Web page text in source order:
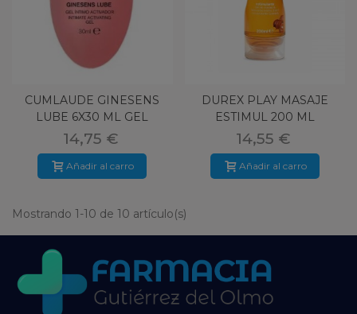
CUMLAUDE GINESENS
LUBE 6X30 ML GEL
INTIMO
14,75 €
Añadir al carro
DUREX PLAY MASAJE
ESTIMUL 200 ML
14,55 €
Añadir al carro
Mostrando 1-10 de 10 artículo(s)